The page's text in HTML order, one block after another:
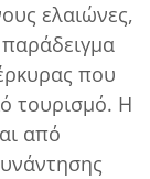
ελαιώνες,
που
τουρισμό. Η
από